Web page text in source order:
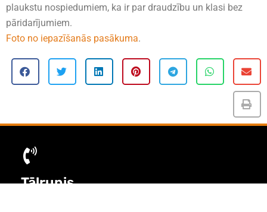
plaukstu nospiedumiem, ka ir par draudzību un klasi bez
pāridarījumiem.
Foto no iepazīšanās pasākuma.
Tālrunis